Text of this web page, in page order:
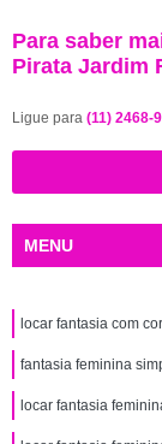
Para saber
Pirata Jardim
Ligue para (11) 2468-
MENU
locar fantasia com
fantasia feminina
locar fantasia